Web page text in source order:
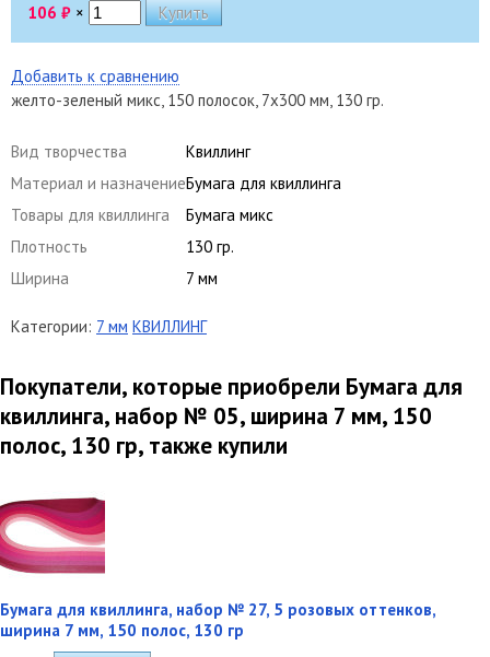
106 ₽ ×
Добавить к сравнению
желто-зеленый микс, 150 полосок, 7х300 мм, 130 гр.
Вид творчества
Квиллинг
Материал и назначениеБумага для квиллинга
Товары для квиллинга
Бумага микс
Плотность
130 гр.
Ширина
7 мм
Категории: 7 мм КВИЛЛИНГ
Покупатели, которые приобрели Бумага для
квиллинга, набор № 05, ширина 7 мм, 150
полос, 130 гр, также купили
Бумага для квиллинга, набор № 27, 5 розовых оттенков,
ширина 7 мм, 150 полос, 130 гр